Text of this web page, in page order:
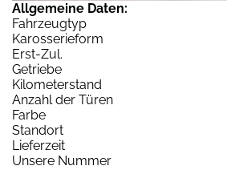
Allgemeine Daten:
Fahrzeugtyp
Karosserieform
Erst-Zul.
Getriebe
Kilometerstand
Anzahl der Türen
Farbe
Standort
Lieferzeit
Unsere Nummer